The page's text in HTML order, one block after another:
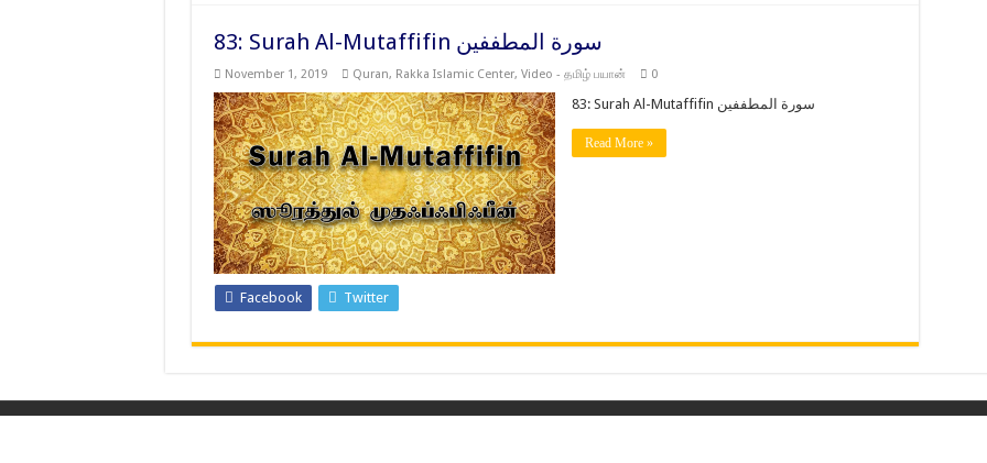
83: Surah Al-Mutaffifin سورة المطففين
November 1, 2019 Quran, Rakka Islamic Center, Video - தமிழ் பயான் 0
83: Surah Al-Mutaffifin سورة المطففين
Read More »
Facebook Twitter